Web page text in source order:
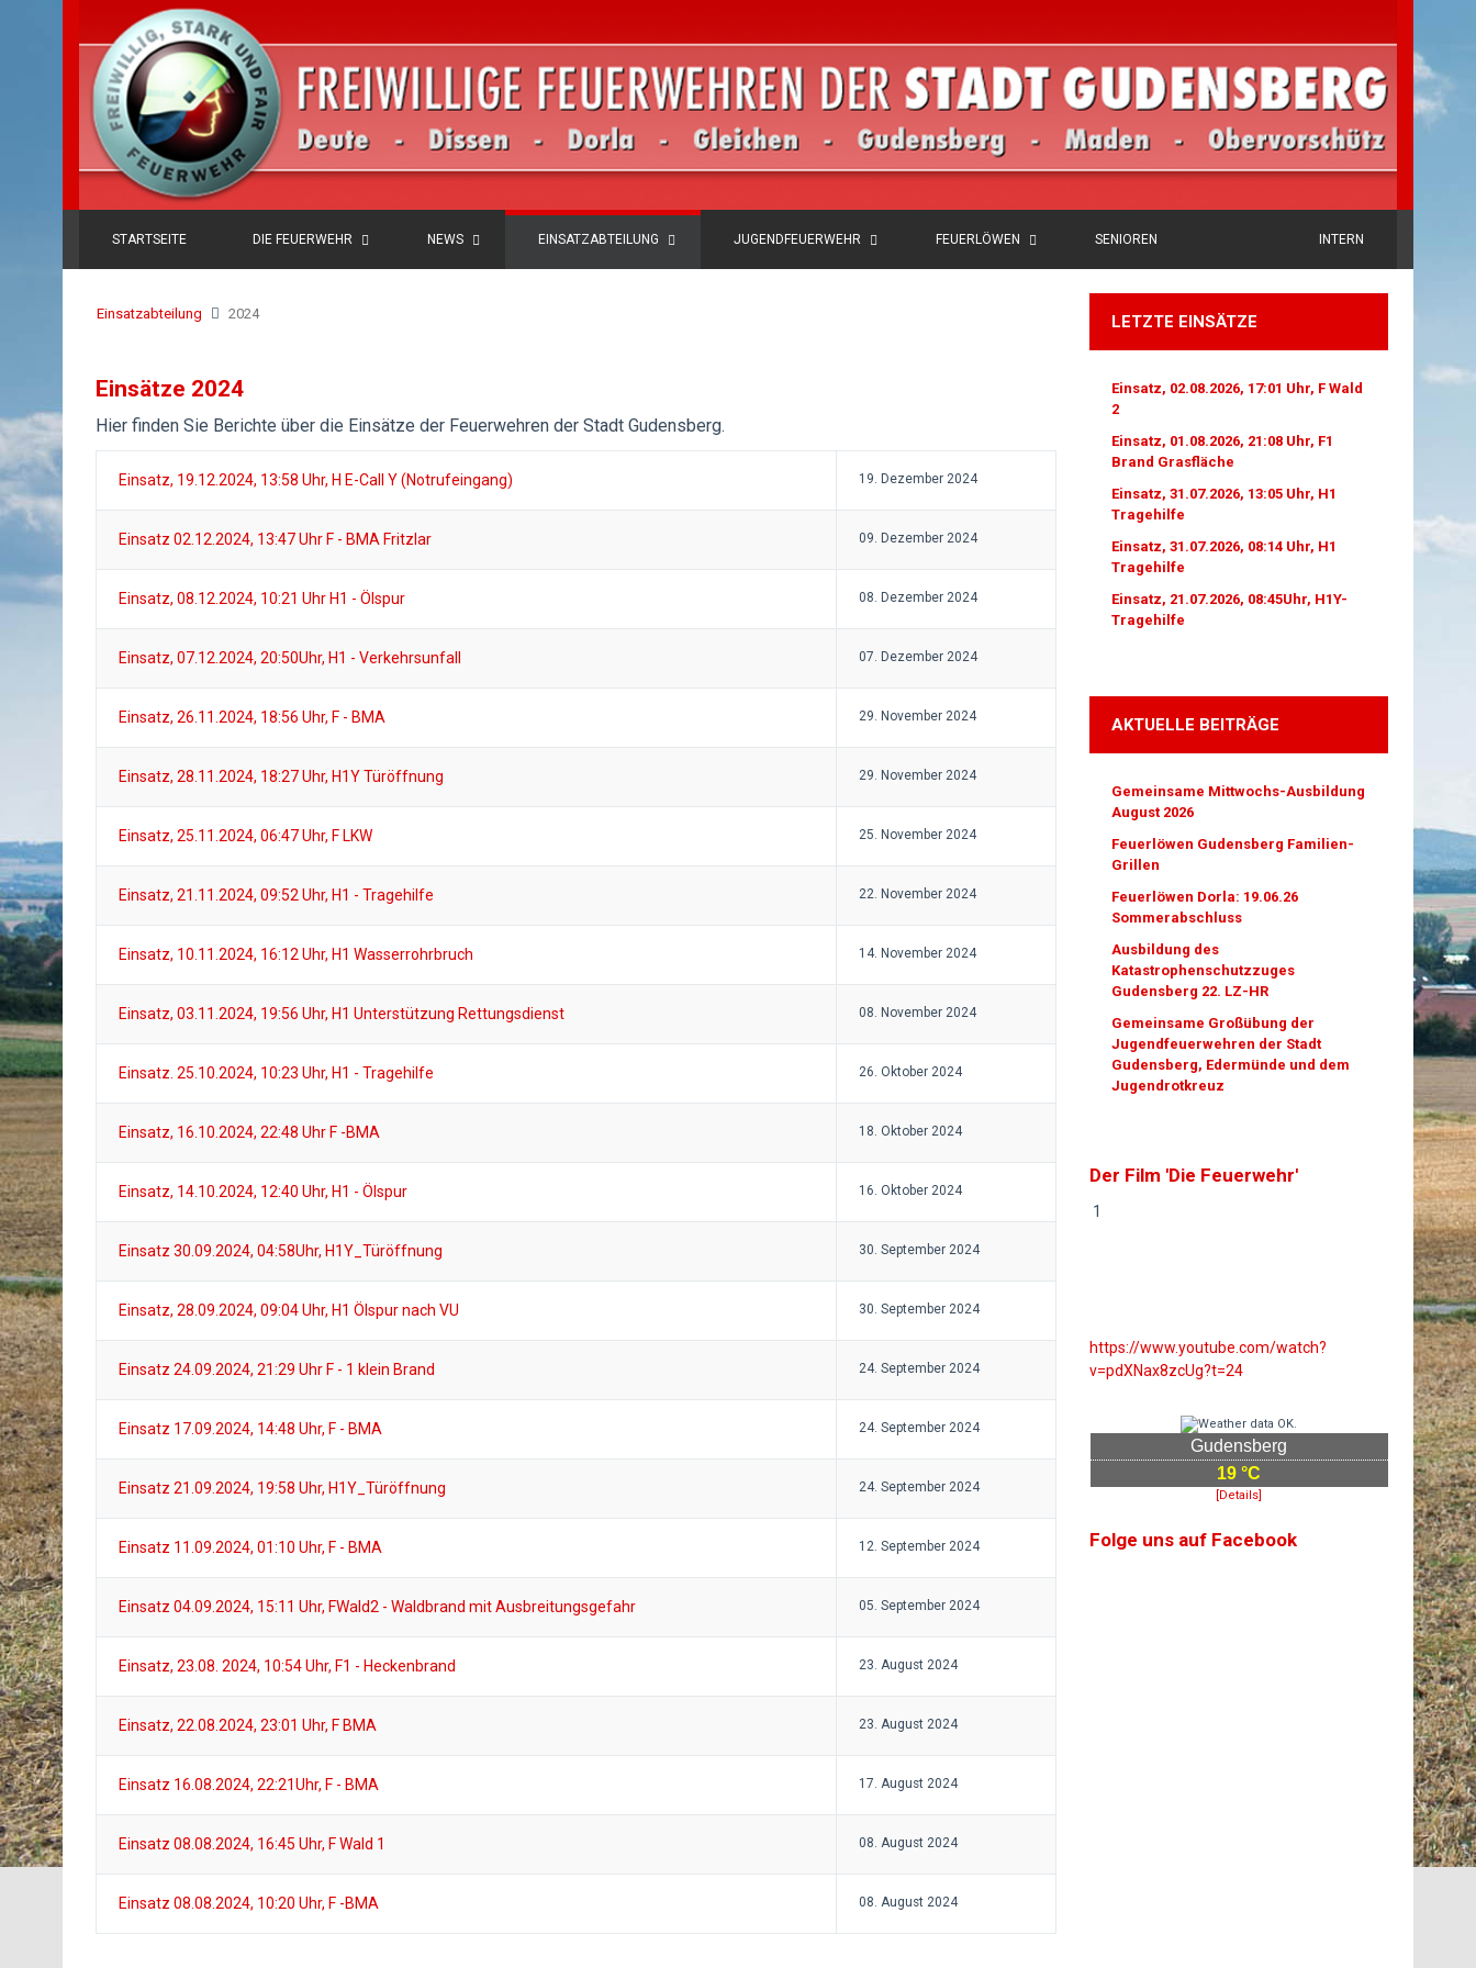
STARTSEITE DIE FEUERWEHR NEWS EINSATZABTEILUNG JUGENDFEUERWEHR FEUERLÖWEN SENIOREN INTERN
Einsatzabteilung 2024
Einsätze 2024
Hier finden Sie Berichte über die Einsätze der Feuerwehren der Stadt Gudensberg.
Einsatz, 19.12.2024, 13:58 Uhr, H E-Call Y (Notrufeingang) 19. Dezember 2024
Einsatz 02.12.2024, 13:47 Uhr F - BMA Fritzlar 09. Dezember 2024
Einsatz, 08.12.2024, 10:21 Uhr H1 - Ölspur 08. Dezember 2024
Einsatz, 07.12.2024, 20:50Uhr, H1 - Verkehrsunfall 07. Dezember 2024
Einsatz, 26.11.2024, 18:56 Uhr, F - BMA 29. November 2024
Einsatz, 28.11.2024, 18:27 Uhr, H1Y Türöffnung 29. November 2024
Einsatz, 25.11.2024, 06:47 Uhr, F LKW 25. November 2024
Einsatz, 21.11.2024, 09:52 Uhr, H1 - Tragehilfe 22. November 2024
Einsatz, 10.11.2024, 16:12 Uhr, H1 Wasserrohrbruch 14. November 2024
Einsatz, 03.11.2024, 19:56 Uhr, H1 Unterstützung Rettungsdienst 08. November 2024
Einsatz. 25.10.2024, 10:23 Uhr, H1 - Tragehilfe 26. Oktober 2024
Einsatz, 16.10.2024, 22:48 Uhr F -BMA 18. Oktober 2024
Einsatz, 14.10.2024, 12:40 Uhr, H1 - Ölspur 16. Oktober 2024
Einsatz 30.09.2024, 04:58Uhr, H1Y_Türöffnung 30. September 2024
Einsatz, 28.09.2024, 09:04 Uhr, H1 Ölspur nach VU 30. September 2024
Einsatz 24.09.2024, 21:29 Uhr F - 1 klein Brand 24. September 2024
Einsatz 17.09.2024, 14:48 Uhr, F - BMA 24. September 2024
Einsatz 21.09.2024, 19:58 Uhr, H1Y_Türöffnung 24. September 2024
Einsatz 11.09.2024, 01:10 Uhr, F - BMA 12. September 2024
Einsatz 04.09.2024, 15:11 Uhr, FWald2 - Waldbrand mit Ausbreitungsgefahr 05. September 2024
Einsatz, 23.08. 2024, 10:54 Uhr, F1 - Heckenbrand 23. August 2024
Einsatz, 22.08.2024, 23:01 Uhr, F BMA 23. August 2024
Einsatz 16.08.2024, 22:21Uhr, F - BMA 17. August 2024
Einsatz 08.08.2024, 16:45 Uhr, F Wald 1 08. August 2024
Einsatz 08.08.2024, 10:20 Uhr, F -BMA 08. August 2024
LETZTE EINSÄTZE
Einsatz, 02.08.2026, 17:01 Uhr, F Wald
2
Einsatz, 01.08.2026, 21:08 Uhr, F1
Brand Grasfläche
Einsatz, 31.07.2026, 13:05 Uhr, H1
Tragehilfe
Einsatz, 31.07.2026, 08:14 Uhr, H1
Tragehilfe
Einsatz, 21.07.2026, 08:45Uhr, H1Y-
Tragehilfe
AKTUELLE BEITRÄGE
Gemeinsame Mittwochs-Ausbildung
August 2026
Feuerlöwen Gudensberg Familien-
Grillen
Feuerlöwen Dorla: 19.06.26
Sommerabschluss
Ausbildung des
Katastrophenschutzzuges
Gudensberg 22. LZ-HR
Gemeinsame Großübung der
Jugendfeuerwehren der Stadt
Gudensberg, Edermünde und dem
Jugendrotkreuz
Der Film 'Die Feuerwehr'
1
https://www.youtube.com/watch?
v=pdXNax8zcUg?t=24
Gudensberg
19 °C
[Details]
Folge uns auf Facebook